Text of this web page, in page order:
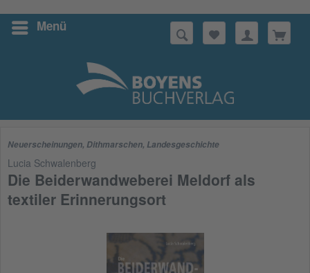
Menü
Suchen
Neuerscheinungen, Dithmarschen, Landesgeschichte
Lucia Schwalenberg
Die Beiderwandweberei Meldorf als
textiler Erinnerungsort